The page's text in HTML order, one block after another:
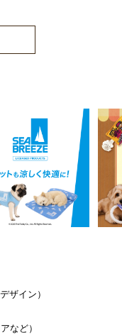
ザイン）
など）